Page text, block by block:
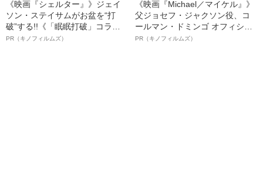
《映画『シェルター』》ジェイ
ソン・ステイサムがお盆を“打
破”する!!《「眠眠打破」コラ
ボ》
PR（キノフィルムズ）
《映画『Michael／マイケル』》
父ジョセフ・ジャクソン役、コ
ールマン・ドミンゴ オフィシャ
ルインタビュー“観客を魅了した
PR（キノフィルムズ）